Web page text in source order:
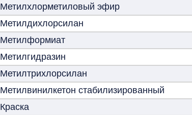
Метилхлорметиловый эфир
Метилдихлорсилан
Метилформиат
Метилгидразин
Метилтрихлорсилан
Метилвинилкетон стабилизированный
Краска